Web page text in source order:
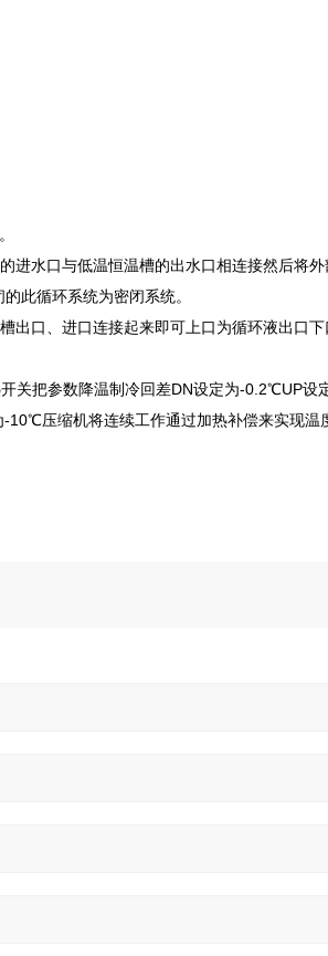
进水口与低温恒温槽的出水口相连接然后将
此循环系统为密闭系统。
口、进口连接起来即可上口为循环液出口
关把参数降温制冷回差DN设定为-0.2℃UP
10℃压缩机将连续工作通过加热补偿来实现